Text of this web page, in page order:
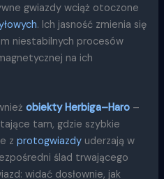
gwiazdy wciąż otoczone
. Ich jasność zmienia się
niestabilnych procesów
na ich
obiekty Herbiga–Haro –
tam, gdzie szybkie
zprotogwiazdy uderzają w
ślad trwającego
widać dosłownie, jak